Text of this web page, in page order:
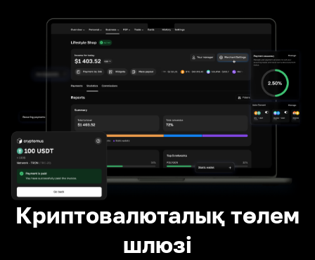
Криптовалюталық төлем
шлюзі